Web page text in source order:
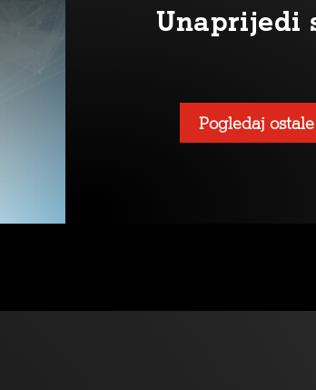
Unaprijedi
Pogledaj